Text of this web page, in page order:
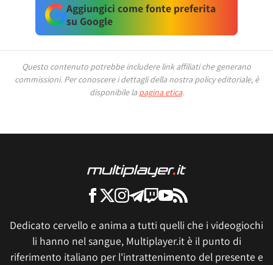
Aggiungici come fonte preferita
su Google
Questo contenuto potrebbe includere link affiliati che generano
commissioni. Per conoscere i dettagli della nostra policy editoriale, è
disponibile la pagina etica.
Dedicato cervello e anima a tutti quelli che i videogiochi
li hanno nel sangue, Multiplayer.it è il punto di
riferimento italiano per l'intrattenimento del presente e